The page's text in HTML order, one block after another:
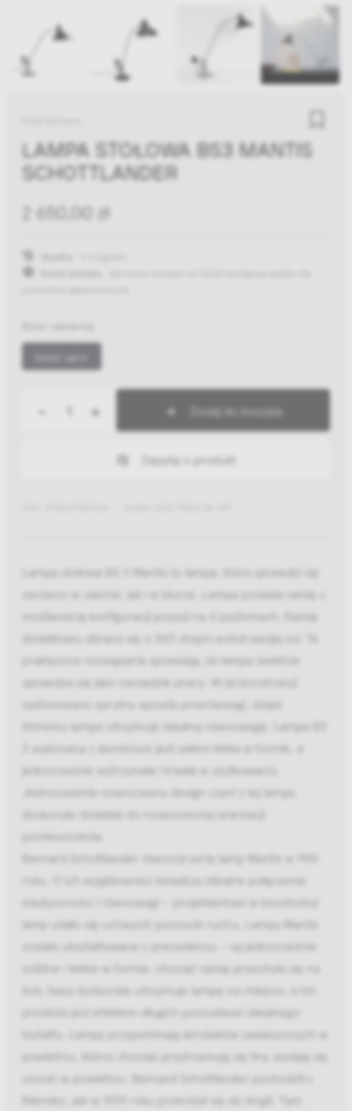
LAMPA STOŁOWA BS3 MANTIS
SCHOTTLANDER
2 650,00 zł
Kolor ramienia
black satin
+ Dodaj do koszyka
Zapytaj o produkt
Lampa stołowa BS 3 Mantis to lampa, która sprawdzi się
zarówno w salonie, jak i w biurze. Lampa posiada ramię z
możliwością konfiguracji pozycji na 4 poziomach. Ramię
dodatkowo obraca się o 360 stopni wokół swojej osi. Te
praktyczne rozwiązania sprawiają, że lampa świetnie
sprawdza się jako narzędzie pracy. W jej konstrukcji
zastosowano sprytny sposób przeciwwagi, dzięki
któremu lampa utrzymuje idealną równowagę. Lampa BS
3 wykonana z aluminium jest zatem lekka w formie, a
jednocześnie wytrzymała i trwała w użytkowaniu.
Jednocześnie nowoczesny design czyni z tej lampy
doskonały dodatek do nowoczesnej aranżacji
pomieszczenia.
Bernard Schottlander stworzył serię lamp Mantis w 1951
roku. O ich wyjątkowości świadczy idealne połączenie
elastyczności i równowagi – projektantowi w konstrukcji
lamp udało się uchwycić poczucie ruchu. Lampy Mantis
zostały ukształtowane z precedensu – są jednocześnie
solidne i lekkie w formie, chociaż ramię przechyla się na
bok, baza doskonale utrzymuje lampę na miejscu, a ich
prostota jest efektem długich poszukiwań idealnego
kształtu. Lampy przypominają akrobatów zawieszonych w
powietrzu, którzy chociaż przytrzymują się liny, wydają się
unosić w powietrzu. Bernard Schottlander pochodził z
Niemiec, ale w 1939 roku przeniósł się do Anglii. Tam